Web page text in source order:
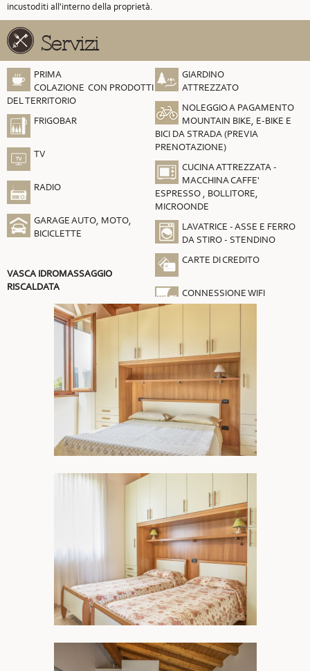
incustoditi all'interno della proprietà.
Servizi
PRIMA
COLAZIONE CON PRODOTTI
DEL TERRITORIO
FRIGOBAR
TV
RADIO
GARAGE AUTO, MOTO,
BICICLETTE
VASCA IDROMASSAGGIO
RISCALDATA
GIARDINO
ATTREZZATO
NOLEGGIO A PAGAMENTO
MOUNTAIN BIKE, E-BIKE E
BICI DA STRADA (PREVIA
PRENOTAZIONE)
CUCINA ATTREZZATA -
MACCHINA CAFFE'
ESPRESSO , BOLLITORE,
MICROONDE
LAVATRICE - ASSE E FERRO
DA STIRO - STENDINO
CARTE DI CREDITO
CONNESSIONE WIFI
GRATUITA